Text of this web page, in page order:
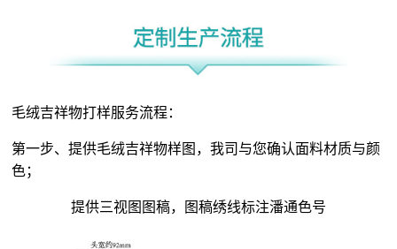
毛绒吉祥物打样服务流程：
第一步、提供毛绒吉祥物样图，我司与您确认面料材质与颜
色；
提供三视图图稿，图稿绣线标注潘通色号